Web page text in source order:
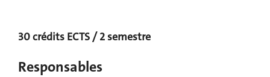
30 crédits ECTS / 2 semestre
Responsables